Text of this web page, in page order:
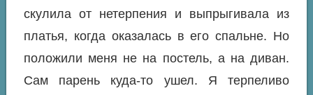
скулила от нетерпения и выпрыгивала из
платья, когда оказалась в его спальне. Но
положили меня не на постель, а на диван.
Сам парень куда-то ушел. Я терпеливо